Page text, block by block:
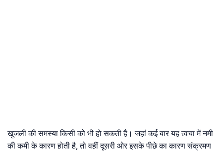
खुजली की समस्या किसी को भी हो सकती है। जहां कई बार यह त्वचा में नमी
की कमी के कारण होती है, तो वहीं दूसरी ओर इसके पीछे का कारण संक्रमण